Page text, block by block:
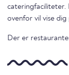
ovenfor vil vise dig
Der er